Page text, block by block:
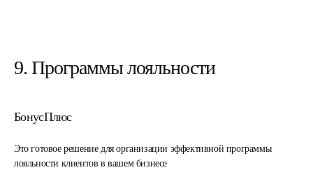
9. Программы лояльности
БонусПлюс
Это готовое решение для организации эффективной программы
лояльности клиентов в вашем бизнесе